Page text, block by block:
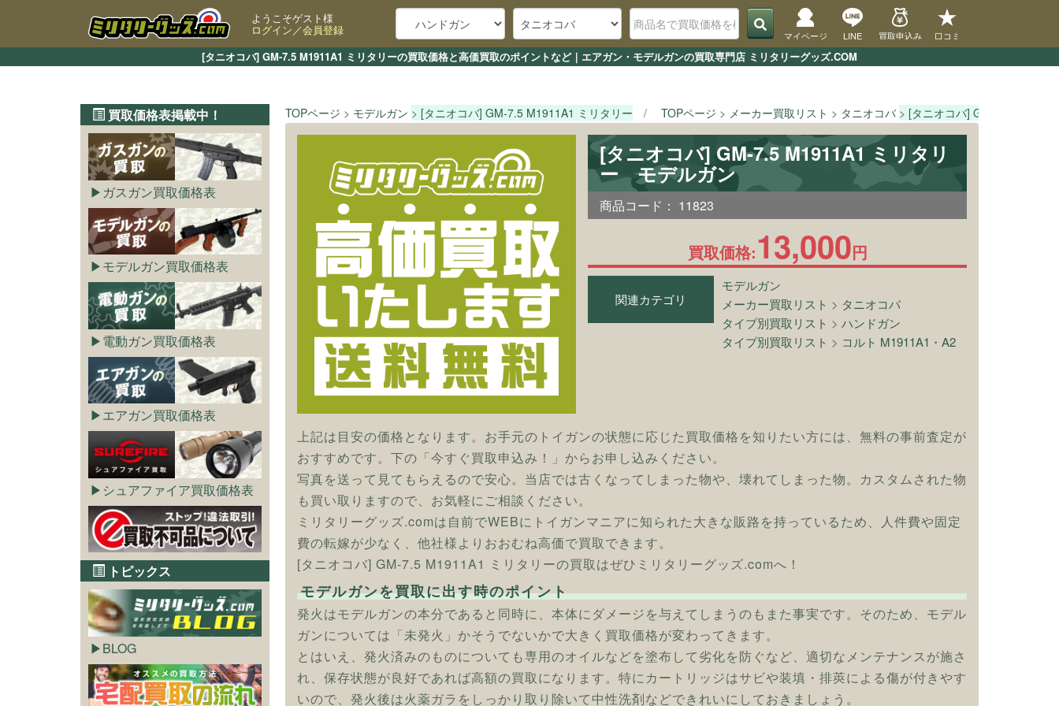
[タニオコバ] GM-7.5 M1911A1 ミリタリーの買取価格と高価買取のポイントなど｜エアガン・モデルガンの買取専門店 ミリタリーグッズ.COM
ようこそゲスト様
ログイン／会員登録 マイページ LINE 買取申込み 口コミ
TOPページ モデルガン [タニオコバ] GM-7.5 M1911A1 ミリタリー TOPページ メーカー買取リスト タニオコバ [タニオコバ] GM-7.5
[タニオコバ] GM-7.5 M1911A1 ミリタリ
ー モデルガン
商品コード： 11823
買取価格:13,000円
関連カテゴリ
モデルガン
メーカー買取リスト > タニオコバ
タイプ別買取リスト >ハンドガン
タイプ別買取リスト > コルト M1911A1・A2
上記は目安の価格となります。お手元のトイガンの状態に応じた買取価格を知りたい方には、無料の事前査定が
おすすめです。下の「今すぐ買取申込み！」からお申し込みください。
写真を送って見てもらえるので安心。当店では古くなってしまった物や、壊れてしまった物。カスタムされた物
も買い取りますので、お気軽にご相談ください。
ミリタリーグッズ.comは自前でWEBにトイガンマニアに知られた大きな販路を持っているため、人件費や固定
費の転嫁が少なく、他社様よりおおむね高価で買取できます。
[タニオコバ] GM-7.5 M1911A1 ミリタリーの買取はぜひミリタリーグッズ.comへ！
モデルガンを買取に出す時のポイント
発火はモデルガンの本分であると同時に、本体にダメージを与えてしまうのもまた事実です。そのため、モデル
ガンについては「未発火」かそうでないかで大きく買取価格が変わってきます。
とはいえ、発火済みのものについても専用のオイルなどを塗布して劣化を防ぐなど、適切なメンテナンスが施さ
れ、保存状態が良好であれば高額の買取になります。特にカートリッジはサビや装填・排莢による傷が付きやす
いので、発火後は火薬ガラをしっかり取り除いて中性洗剤などできれいにしておきましょう。
買取価格表掲載中！
ガスガン買取価格表
モデルガン買取価格表
電動ガン買取価格表
エアガン買取価格表
シュアファイア買取価格表
トピックス
BLOG